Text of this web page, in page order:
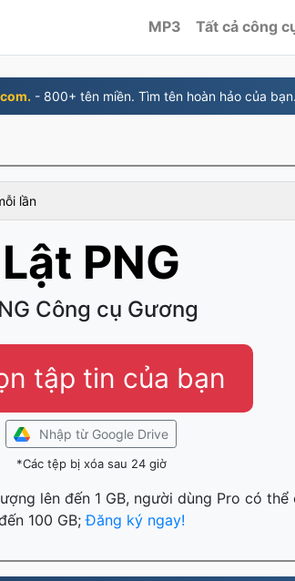
MP3 Tất cả công
- 800+ tên miền. Tìm tên hoàn hảo của bạn.
lần
Lật PNG
Công cụ Gương
tập tin của bạn
Nhập từ Google Drive
*Các tệp bị xóa sau 24 giờ
lên đến 1 GB, người dùng Pro có
100 GB;Đăng ký ngay!